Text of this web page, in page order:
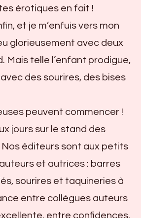
érotiques en fait !
et je m’enfuis vers mon
glorieusement avec deux
Mais telle l’enfant prodigue,
des sourires, des bises
peuvent commencer !
jours sur le stand des
Nos éditeurs sont aux petits
et autrices : barres
sourires et taquineries à
entre collègues auteurs
entre confidences,